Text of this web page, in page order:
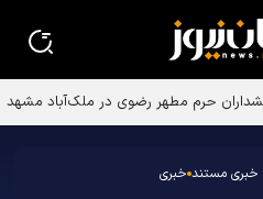
حرم مطهر رضوی در ملک‌آباد مشهد
مستند خبری